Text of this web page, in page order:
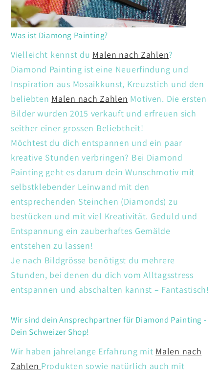
Was ist Diamong Painting?
Vielleicht kennst du Malen nach Zahlen?
Diamond Painting ist eine Neuerfindung und
Inspiration aus Mosaikkunst, Kreuzstich und den
beliebten Malen nach Zahlen Motiven. Die ersten
Bilder wurden 2015 verkauft und erfreuen sich
seither einer grossen Beliebtheit!
Möchtest du dich entspannen und ein paar
kreative Stunden verbringen? Bei Diamond
Painting geht es darum dein Wunschmotiv mit
selbstklebender Leinwand mit den
entsprechenden Steinchen (Diamonds) zu
bestücken und mit viel Kreativität. Geduld und
Entspannung ein zauberhaftes Gemälde
entstehen zu lassen!
Je nach Bildgrösse benötigst du mehrere
Stunden, bei denen du dich vom Alltagsstress
entspannen und abschalten kannst – Fantastisch!
Wir sind dein Ansprechpartner für Diamond Painting -
Dein Schweizer Shop!
Wir haben jahrelange Erfahrung mit Malen nach
Zahlen Produkten sowie natürlich auch mit